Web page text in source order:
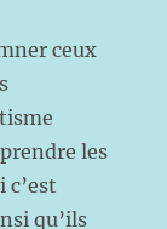
ceux
les
qu’ils